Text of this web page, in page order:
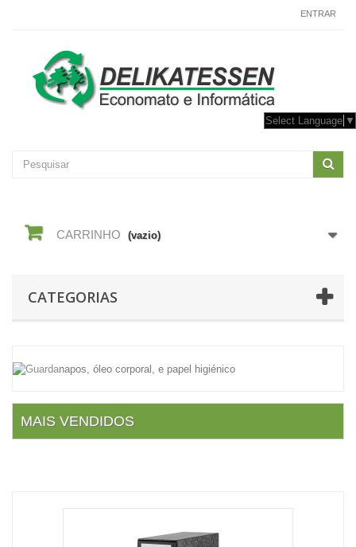
ENTRAR
Select Language ▼
CARRINHO (vazio)
CATEGORIAS
MAIS VENDIDOS